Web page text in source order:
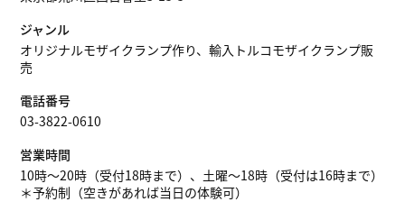
ジャンル
オリジナルモザイクランプ作り、輸入トルコモザイクランプ販
売
電話番号
03-3822-0610
営業時間
10時～20時（受付18時まで）、土曜〜18時（受付は16時まで）
＊予約制（空きがあれば当日の体験可）